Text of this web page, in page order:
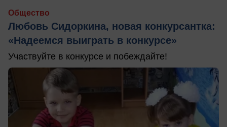
Общество
Любовь Сидоркина, новая конкурсантка:
«Надеемся выиграть в конкурсе»
Участвуйте в конкурсе и побеждайте!